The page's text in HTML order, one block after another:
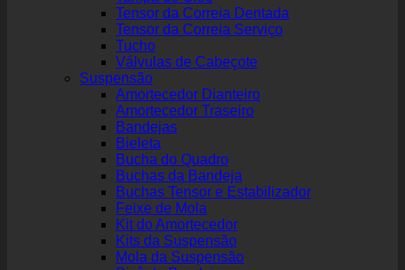
Tensor da Correia Dentada
Tensor da Correia Serviço
Tucho
Válvulas de Cabeçote
Suspensão
Amortecedor Dianteiro
Amortecedor Traseiro
Bandejas
Bieleta
Bucha do Quadro
Buchas da Bandeja
Buchas Tensor e Estabilizador
Feixe de Mola
Kit do Amortecedor
Kits da Suspensão
Mola da Suspensão